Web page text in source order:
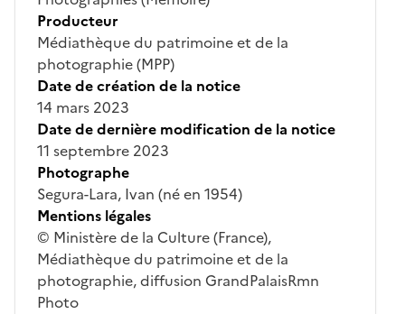
Producteur
Médiathèque du patrimoine et de la
photographie (MPP)
Date de création de la notice
14 mars 2023
Date de dernière modification de la notice
11 septembre 2023
Photographe
Segura-Lara, Ivan (né en 1954)
Mentions légales
© Ministère de la Culture (France),
Médiathèque du patrimoine et de la
photographie, diffusion GrandPalaisRmn
Photo